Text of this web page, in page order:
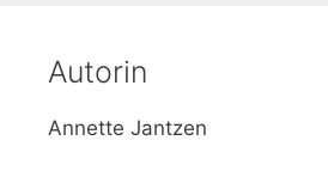
Autorin
Annette Jantzen